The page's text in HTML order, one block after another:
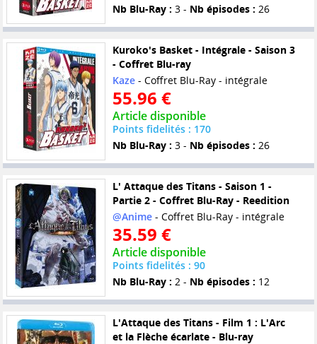
Nb Blu-Ray : 3 - Nb épisodes : 26
Kuroko's Basket - Intégrale - Saison 3
- Coffret Blu-ray
Kaze- Coffret Blu-Ray - intégrale
55.96 €
Article disponible
Points fidelités : 170
Nb Blu-Ray : 3 - Nb épisodes : 26
L' Attaque des Titans - Saison 1 -
Partie 2 - Coffret Blu-Ray - Reedition
@Anime- Coffret Blu-Ray - intégrale
35.59 €
Article disponible
Points fidelités : 90
Nb Blu-Ray : 2 - Nb épisodes : 12
L'Attaque des Titans - Film 1 : L'Arc
et la Flèche écarlate - Blu-ray